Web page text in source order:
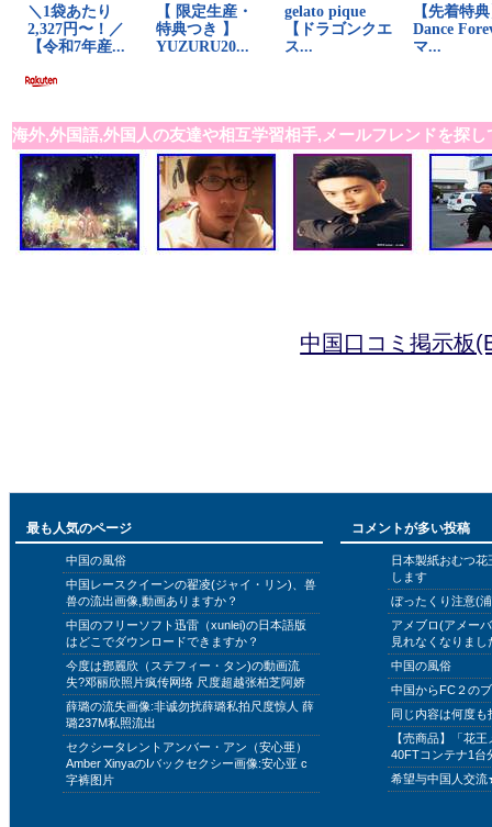
海外,外国語,外国人の友達や相互学習相手,メールフレンドを探し
中国口コミ掲示板
最も人気のページ
中国の風俗
中国レースクイーンの翟凌(ジャイ・リン)、兽
兽の流出画像,動画ありますか？
中国のフリーソフト迅雷（xunlei)の日本語版
はどこでダウンロードできますか？
今度は鄧麗欣（ステフィー・タン)の動画流
失?邓丽欣照片疯传网络 尺度超越张柏芝阿娇
薛璐の流失画像:非诚勿扰薛璐私拍尺度惊人 薛
璐237M私照流出
セクシータレントアンバー・アン（安心亜）
Amber XinyaのIバックセクシー画像:安心亚 c
字裤图片
コメントが多い投稿
日本製紙おむつ
します
ぼったくり注意(
アメブロ(アメー
見れなくなりまし
中国の風俗
中国からFC２の
同じ内容は何度
【売商品】「花
40FTコンテナ1台
希望与中国人交